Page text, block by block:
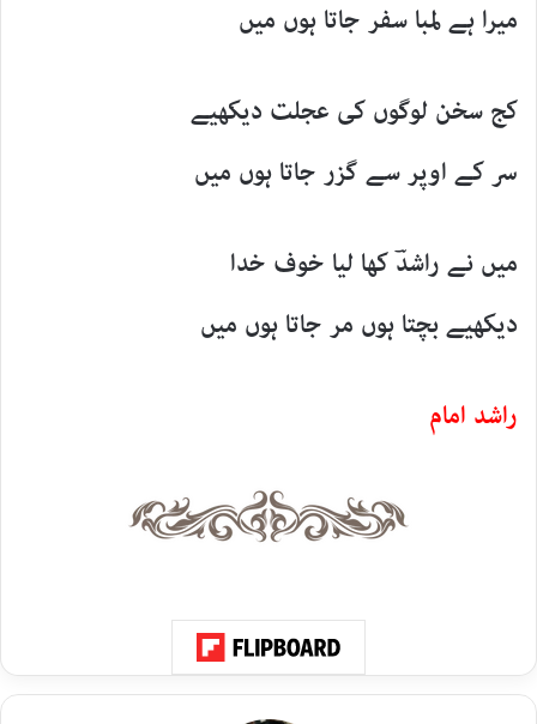
میرا ہے لمبا سفر جاتا ہوں میں
کج سخن لوگوں کی عجلت دیکھیے
سر کے اوپر سے گزر جاتا ہوں میں
میں نے راشدؔ کھا لیا خوف خدا
دیکھیے بچتا ہوں مر جاتا ہوں میں
راشد امام